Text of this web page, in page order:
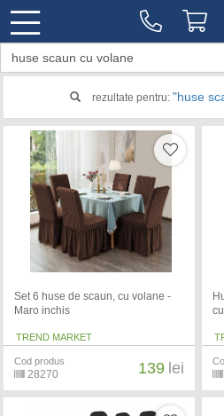
rezultate pentru: "huse
Set 6 huse de scaun, cu volane -
Maro inchis
TREND MARKET
Cod produs
28270 139 lei